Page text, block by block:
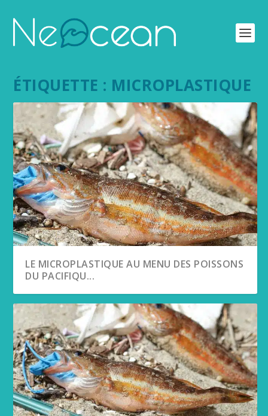
ÉTIQUETTE : MICROPLASTIQUE
LE MICROPLASTIQUE AU MENU DES POISSONS
DU PACIFIQU...